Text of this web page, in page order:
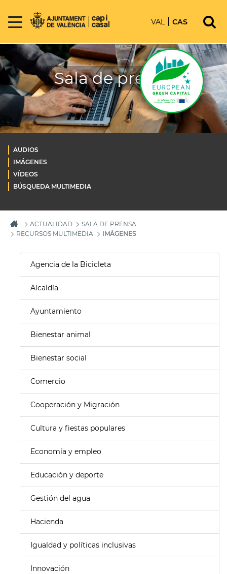
VAL CAS
Sala de prensa
AUDIOS
IMÁGENES
VÍDEOS
BÚSQUEDA MULTIMEDIA
ACTUALIDAD
SALA DE PRENSA
RECURSOS MULTIMEDIA
IMÁGENES
Agencia de la Bicicleta
Alcaldía
Ayuntamiento
Bienestar animal
Bienestar social
Comercio
Cooperación y Migración
Cultura y fiestas populares
Economía y empleo
Educación y deporte
Gestión del agua
Hacienda
Igualdad y políticas inclusivas
Innovación